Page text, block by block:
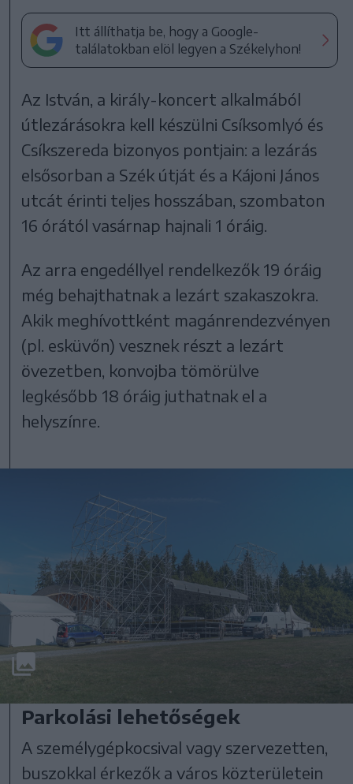
Itt állíthatja be, hogy a Google-
találatokban elöl legyen a Székelyhon!
Az István, a király-koncert alkalmából
útlezárásokra kell készülni Csíksomlyó és
Csíkszereda bizonyos pontjain: a lezárás
elsősorban a Szék útját és a Kájoni János
utcát érinti teljes hosszában, szombaton
16 órától vasárnap hajnali 1 óráig.
Az arra engedéllyel rendelkezők 19 óráig
még behajthatnak a lezárt szakaszokra.
Akik meghívottként magánrendezvényen
(pl. esküvőn) vesznek részt a lezárt
övezetben, konvojba tömörülve
legkésőbb 18 óráig juthatnak el a
helyszínre.
Parkolási lehetőségek
A személygépkocsival vagy szervezetten,
buszokkal érkezők a város közterületein